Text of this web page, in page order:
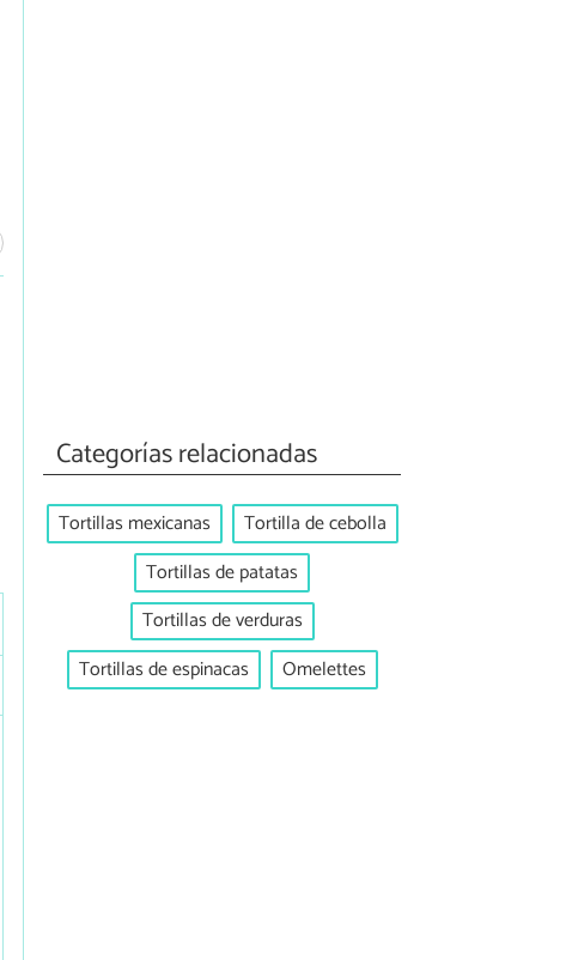
Categorías relacionadas
Tortillas mexicanas
Tortilla de cebolla
Tortillas de patatas
Tortillas de verduras
Tortillas de espinacas
Omelettes